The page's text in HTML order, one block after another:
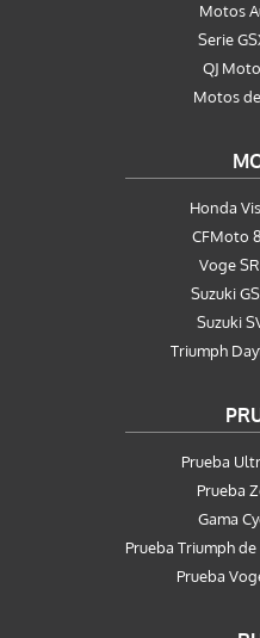
Motos
Serie
QJ
Motos
Honda
CFMoto
Voge
Suzuki
Suzuki
Triumph
Prueba
Prueba
Gama
Prueba Triumph
Prueba